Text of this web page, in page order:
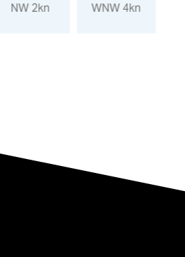
NW 2kn WNW 4kn